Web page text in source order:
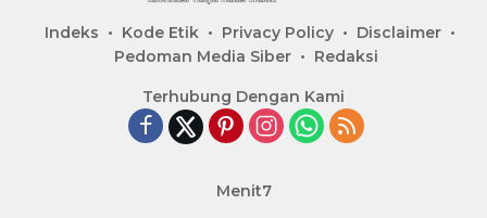
Indeks Kode Etik Privacy Policy
Disclaimer
Pedoman Media Siber
Redaksi
Terhubung Dengan Kami
Menit7